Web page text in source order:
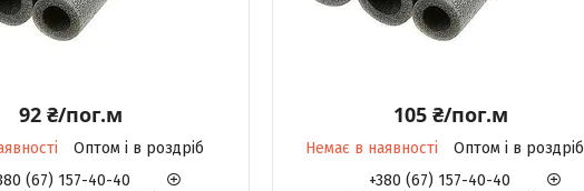
92 ₴/пог.м
Оптом і в роздріб
(67) 157-40-40
105 ₴/пог.м
Немає в наявності
Оптом і в роздріб
+380 (67) 157-40-40